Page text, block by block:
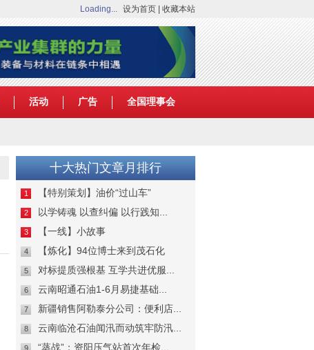
Loading... 设为首页 收藏本站
活动 广告 全国理事会
十大热门文章月排行
1 【特别策划】油价“过山车”
2 以学铸魂 以查纠偏 以行践知...
3 【一线】小故事
4 【炼化】94位博士来到茂石化
5 对标提质强根基 互学共进优服...
6 云南昭通石油1-6月易捷基础...
7 新疆销售阿勒泰分公司：便利店...
8 云南临沧石油闻汛而动筑牢防汛...
9 “蒸战”：资阳压气站首次年检...